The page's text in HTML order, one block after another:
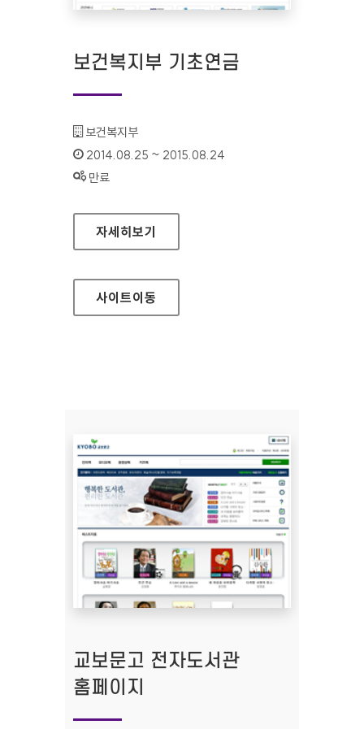
보건복지부 기초연금
기관명 :
보건복지부
인증기간 :
2014.08.25 ~ 2015.08.24
상태 :
만료
보건복지부 기초연금
자세히보기
사이트이동
교보문고 전자도서관
홈페이지